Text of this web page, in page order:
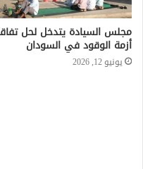
مجلس السيادة يتدخل لحل
أزمة الوقود في السودان
يونيو 12, 2026